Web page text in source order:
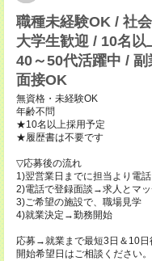
職種未経験OK / 社
大学生歓迎 / 10名
40～50代活躍中 /
面接OK
無資格・未経験OK
年齢不問
★10名以上採用予定
★履歴書は不要です
▽応募後の流れ
1)翌営業日までに担当より電
2)電話で登録面談→求人とマ
3)ご希望の施設で、職場見学
4)就業決定→勤務開始
応募→就業まで最短3日＆10日
開始希望日はご相談ください